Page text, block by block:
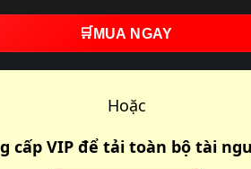
🛒 MUA NGAY
Hoặc
cấp VIP để tải toàn bộ tài